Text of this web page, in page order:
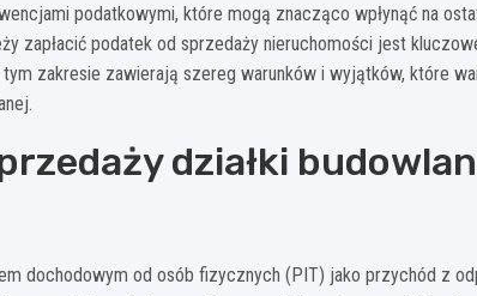
podatkowymi, które mogą znacząco wpłynąć na
zapłacić podatek od sprzedaży nieruchomości jest
zakresie zawierają szereg warunków i wyjątków, które
działki
dochodowym od osób fizycznych (PIT) jako przychód z